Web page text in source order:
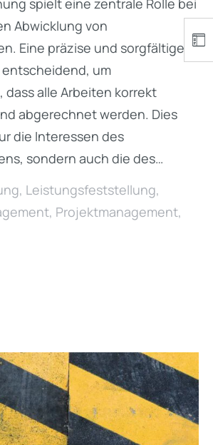
spielt eine zentrale Rolle bei
Abwicklung von
Eine präzise und sorgfältige
um
dass alle Arbeiten korrekt
abgerechnet werden. Dies
die Interessen des
sondern auch die des…
, Leistungsfeststellung,
, Projektmanagement,